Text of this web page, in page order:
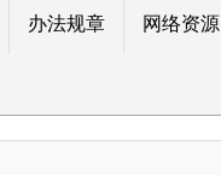
办法规章 网络资源